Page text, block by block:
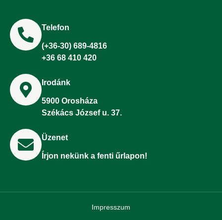
Telefon
(+36-30) 689-4816
+36 68 410 420
Irodánk
5900 Orosháza
Székács József u. 37.
Üzenet
Írjon nekünk a fenti űrlapon!
Impresszum